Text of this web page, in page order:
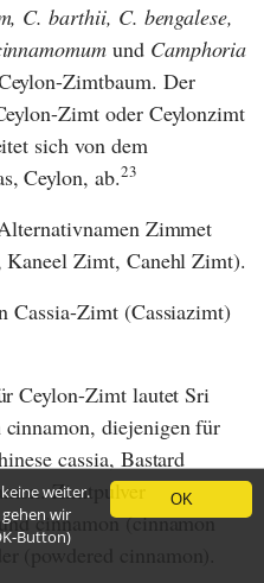
C. barthii, C. bengalese,
und Camphoria
Zimtbaum. Der
Zimt oder Ceylonzimt
sich von dem
Ceylon, ab.23
Zimmet
Zimt, Canehl Zimt).
Cassia-Zimt (Cassiazimt)
Ceylon-Zimt lautet Sri
diejenigen für
cassia, Bastard
Zimtpulver
cinnamon (cinnamon
(powdered cinnamon).
OK
weiter.
wir
Button)